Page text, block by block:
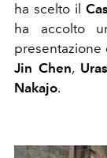
ha scelto il
ha accolto
presentazione
Jin Chen,
Nakajo.